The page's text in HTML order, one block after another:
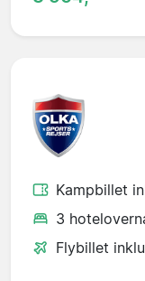
Kampbillet
3
Flybillet